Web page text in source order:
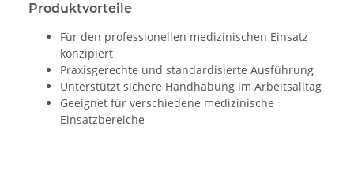
Produktvorteile
Für den professionellen medizinischen Einsatz
konzipiert
Praxisgerechte und standardisierte Ausführung
Unterstützt sichere Handhabung im Arbeitsalltag
Geeignet für verschiedene medizinische
Einsatzbereiche